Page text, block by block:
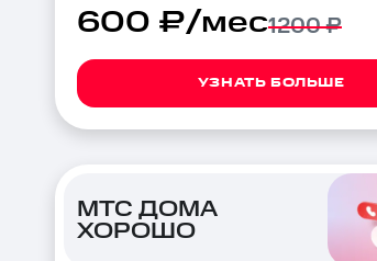
600 ₽/мес1200 ₽
УЗНАТЬ БОЛЬШЕ
МТС ДОМА
ХОРОШО